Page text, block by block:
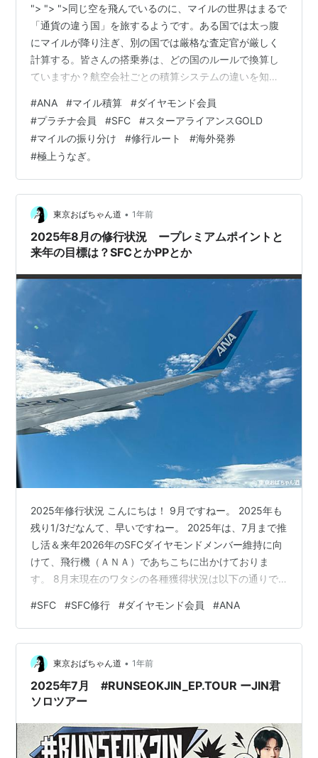
"> "> ">同じ空を飛んでいるのに、マイルの世界はまるで
「通貨の違う国」を旅するようです。ある国では太っ腹
にマイルが降り注ぎ、別の国では厳格な査定官が厳しく
計算する。皆さんの搭乗券は、どの国のルールで換算し
ていますか？航空会社ごとの積算システムの違いを知れ
ト、どの会社に献上しますか？」誰も教えてくれない＜
マイレージ番号の管理システム＞「航空会社ごとに違う
登録方法」を覗いてみませんか！ 皆さ～ん、こんち
は！！ (^^=)/マイラー・ホテラー歴30年以上・複数社の
ライフタイムステータスホルダー【極上うなぎ。】で
す。 今回の物語は・・・マイル積算…
#ANA #マイル積算 #ダイヤモンド会員
#プラチナ会員 #SFC #スターアライアンスGOLD
#マイルの振り分け #修行ルート #海外発券
#極上うなぎ。
東京おばちゃん道 • 1年前
2025年8月の修行状況 ープレミアムポイントと
来年の目標は？SFCとかPPとか
2025年修行状況 こんにちは！ 9月ですねー。 2025年も
残り1/3だなんて、早いですねー。 2025年は、7月まで推
し活＆来年2026年のSFCダイヤモンドメンバー維持に向
けて、飛行機（ＡＮＡ）であちこちに出かけておりま
す。 8月末現在のワタシの各種獲得状況は以下の通りで
ループのみで、36,424PP。 ライフソリューションサー
ビスは７個でクリア。 クレジットカード決済もクリア。
２つはもうクリアできてるのですが、フライトでのＰＰ
獲得がまだ足りないんです。 自分的には、こんなに飛行
機に乗っているのに50,000PP遠いーーー？？？ …
#SFC #SFC修行 #ダイヤモンド会員 #ANA
東京おばちゃん道 • 1年前
2025年7月 #RUNSEOKJIN_EP.TOUR ーJIN君
ソロツアー